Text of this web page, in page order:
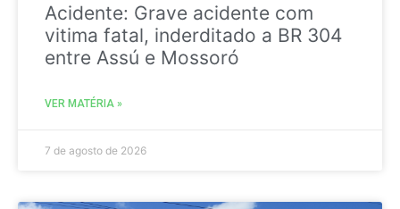
Acidente: Grave acidente com
vitima fatal, inderditado a BR 304
entre Assú e Mossoró
VER MATÉRIA »
7 de agosto de 2026